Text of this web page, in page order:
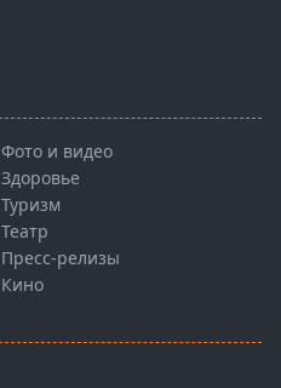
Фото и видео
Здоровье
Туризм
Театр
Пресс-релизы
Кино